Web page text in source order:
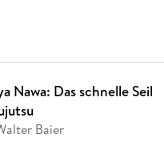
Nawa: Das schnelle Seil
Baier